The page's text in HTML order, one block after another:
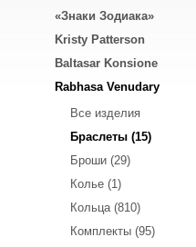
«Знаки Зодиака»
Kristy Patterson
Baltasar Konsione
Rabhasa Venudary
Все изделия
Браслеты (15)
Броши (29)
Колье (1)
Кольца (810)
Комплекты (95)